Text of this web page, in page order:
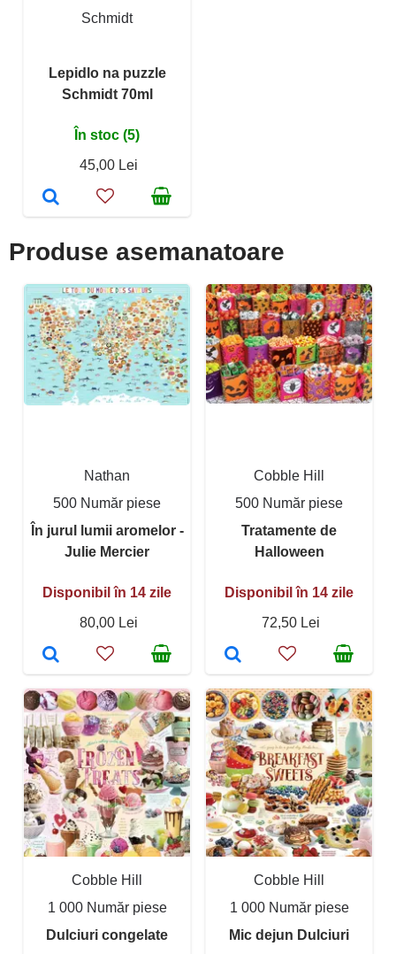
Schmidt
Lepidlo na puzzle
Schmidt 70ml
În stoc (5)
45,00 Lei
Produse asemanatoare
Nathan
500 Număr piese
În jurul lumii aromelor -
Julie Mercier
Disponibil în 14 zile
80,00 Lei
Cobble Hill
500 Număr piese
Tratamente de
Halloween
Disponibil în 14 zile
72,50 Lei
Cobble Hill
1 000 Număr piese
Dulciuri congelate
Cobble Hill
1 000 Număr piese
Mic dejun Dulciuri